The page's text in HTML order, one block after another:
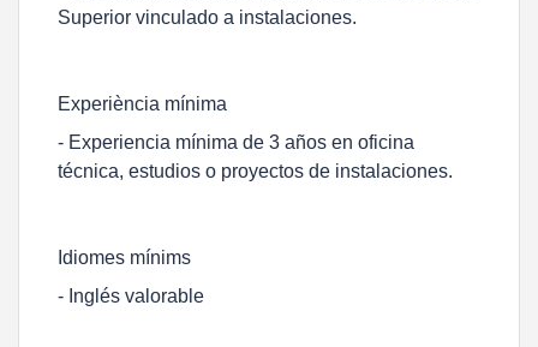
Superior vinculado a instalaciones.
Experiència mínima
- Experiencia mínima de 3 años en oficina
técnica, estudios o proyectos de instalaciones.
Idiomes mínims
- Inglés valorable